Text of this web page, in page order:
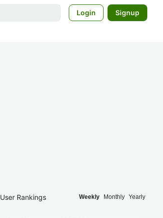
Login Signup
User Rankings Weekly Monthly Yearly